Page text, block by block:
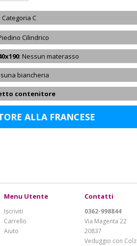
: Categoria C
Cilindrico
: Nessun materasso
biancheria
contenitore
ALLA FRANCESE
Menu Utente
Iscriviti
Carrello
Aiuto
Contatti
0362-998844
Via Magenta 22
20837
Veduggio con